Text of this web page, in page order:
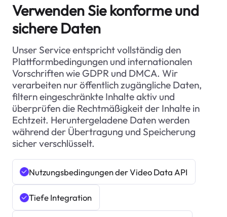
Verwenden Sie konforme und
sichere Daten
Unser Service entspricht vollständig den
Plattformbedingungen und internationalen
Vorschriften wie GDPR und DMCA. Wir
verarbeiten nur öffentlich zugängliche Daten,
filtern eingeschränkte Inhalte aktiv und
überprüfen die Rechtmäßigkeit der Inhalte in
Echtzeit. Heruntergeladene Daten werden
während der Übertragung und Speicherung
sicher verschlüsselt.
Nutzungsbedingungen der Video Data API
Tiefe Integration